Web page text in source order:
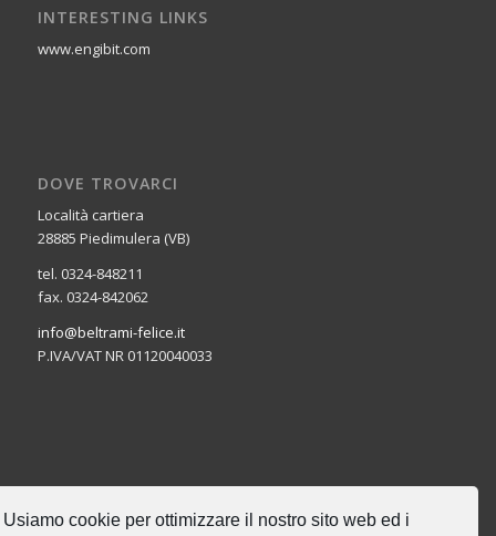
Usiamo cookie per ottimizzare il nostro sito web ed i
INTERESTING LINKS
www.engibit.com
DOVE TROVARCI
Località cartiera
28885 Piedimulera (VB)
tel. 0324-848211
fax. 0324-842062
info@beltrami-felice.it
P.IVA/VAT NR 01120040033
CERCA NEL SITO